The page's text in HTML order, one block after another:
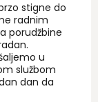
stigne do
radnim
porudžbine
u
službom
dan da